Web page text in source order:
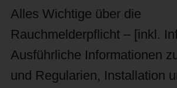
Alles Wichtige über die
Rauchmelderpflicht – [inkl.
Ausführliche Informationen
und Regularien, Installation